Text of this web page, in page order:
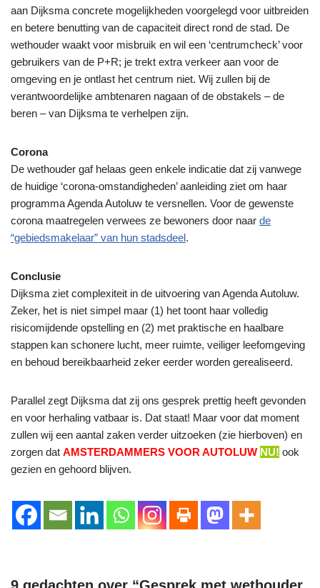
aan Dijksma concrete mogelijkheden voorgelegd voor uitbreiden
en betere benutting van de capaciteit direct rond de stad. De
wethouder waakt voor misbruik en wil een ‘centrumcheck’ voor
gebruikers van de P+R; je trekt extra verkeer aan voor de
omgeving en je ontlast het centrum niet. Wij zullen bij de
verantwoordelijke ambtenaren nagaan of de obstakels – de
beren – van Dijksma te verhelpen zijn.
Corona
De wethouder gaf helaas geen enkele indicatie dat zij vanwege
de huidige ‘corona-omstandigheden’ aanleiding ziet om haar
programma Agenda Autoluw te versnellen. Voor de gewenste
corona maatregelen verwees ze bewoners door naar de
“gebiedsmakelaar” van hun stadsdeel.
Conclusie
Dijksma ziet complexiteit in de uitvoering van Agenda Autoluw.
Zeker, het is niet simpel maar (1) het toont haar volledig
risicomijdende opstelling en (2) met praktische en haalbare
stappen kan schonere lucht, meer ruimte, veiliger leefomgeving
en behoud bereikbaarheid zeker eerder worden gerealiseerd.
Parallel zegt Dijksma dat zij ons gesprek prettig heeft gevonden
en voor herhaling vatbaar is. Dat staat! Maar voor dat moment
zullen wij een aantal zaken verder uitzoeken (zie hierboven) en
zorgen dat AMSTERDAMMERS VOOR AUTOLUW NU! ook
gezien en gehoord blijven.